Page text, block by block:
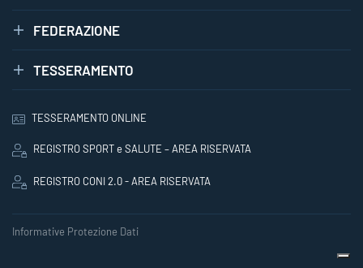
FEDERAZIONE
TESSERAMENTO
TESSERAMENTO ONLINE
REGISTRO SPORT e SALUTE – AREA RISERVATA
REGISTRO CONI 2.0 - AREA RISERVATA
Informative Protezione Dati